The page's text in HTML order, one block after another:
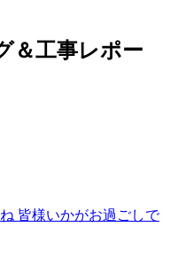
＆工事レポー
皆様いかがお過ごしで